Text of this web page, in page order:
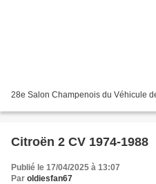
28e Salon Champenois du Véhicule
Citroën 2 CV 1974-1988
Publié le 17/04/2025 à 13:07
Par oldiesfan67